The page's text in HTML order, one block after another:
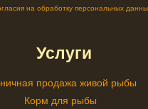
на обработку персональных
Услуги
продажа живой рыбы
Корм для рыбы